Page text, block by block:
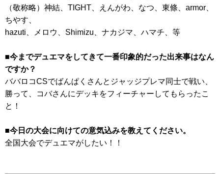
（敬称略）神結、TIGHT、えんがわ、なつ、東條、armor、
ちやす、
hazuti、メロウ、Shimizu、ナカジマ、ハマチ、等
■今までデュエマをしてきて一番印象的だった出来事はなん
ですか？
ババロコCSでばんぱくさんとジャッジプレマ同士で戦い、
勝って、コバさんにデッキをフィーチャーしてもらったこ
と！
■今日の大会に向けての意気込みを教えてください。
全国大会でデュエマがしたい！！